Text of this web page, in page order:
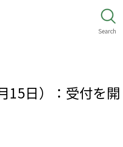
Search
15日）：受付を開